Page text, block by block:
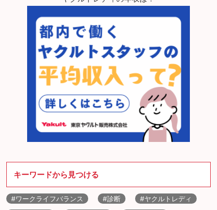
キーワードから見つける
#ワークライフバランス #診断
#ヤクルトレディ